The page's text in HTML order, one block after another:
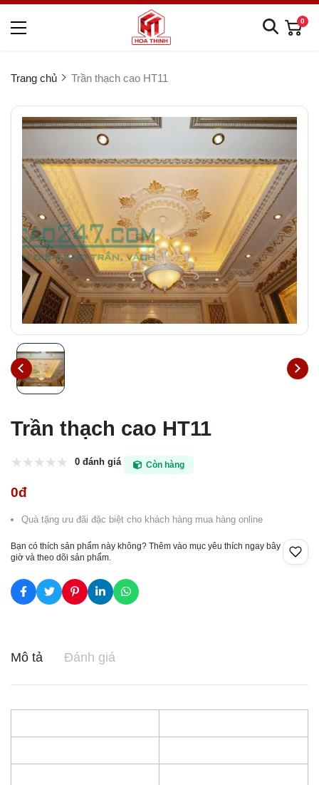
0
Trang chủ Trần thạch cao HT11
Trần thạch cao HT11
0 đánh giá Còn hàng
0đ
Quà tặng ưu đãi đặc biệt cho khách hàng mua hàng online
Bạn có thích sản phẩm này không? Thêm vào mục yêu thích ngay bây
giờ và theo dõi sản phẩm.
Mô tả Đánh giá